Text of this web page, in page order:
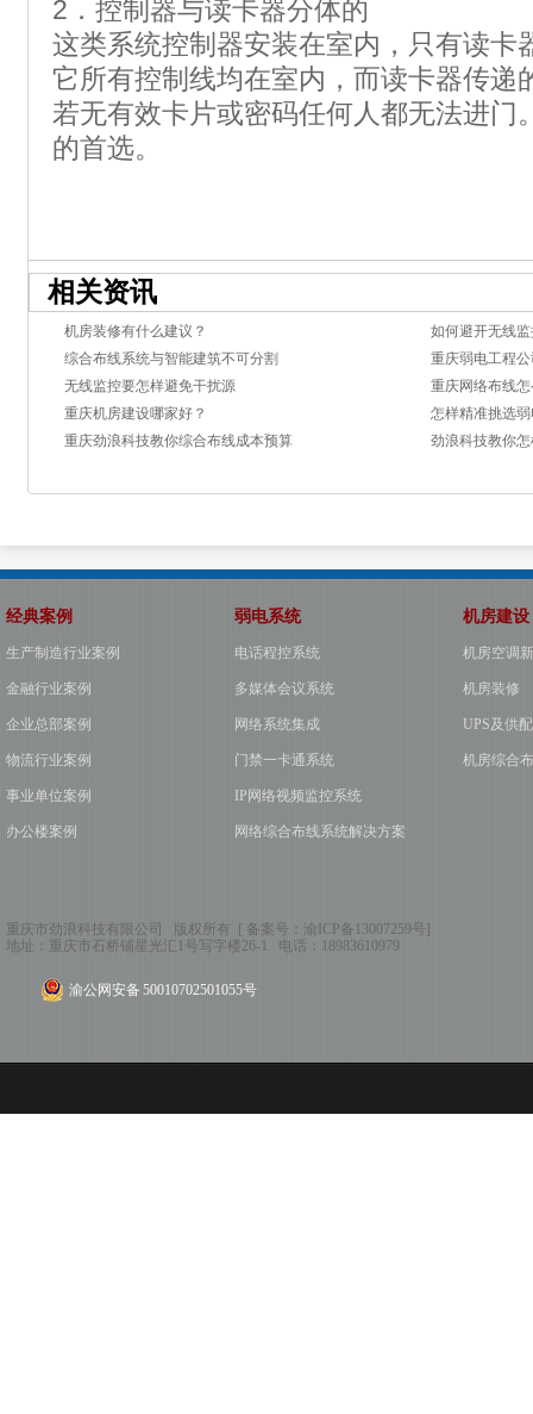
2．控制器与读卡器分体的
这类系统控制器安装在室内，只有读卡
它所有控制线均在室内，而读卡器传递
若无有效卡片或密码任何人都无法进
的首选。
相关资讯
机房装修有什么建议？
如何避开无线
综合布线系统与智能建筑不可分割
重庆弱电工程
无线监控要怎样避免干扰源
重庆网络布线
重庆机房建设哪家好？
怎样精准挑选
重庆劲浪科技教你综合布线成本预算
劲浪科技教你
经典案例
生产制造行业案例
金融行业案例
企业总部案例
物流行业案例
事业单位案例
办公楼案例
弱电系统
电话程控系统
多媒体会议系统
网络系统集成
门禁一卡通系统
IP网络视频监控系统
网络综合布线系统解决方案
机房建设
机房空调
机房装修
UPS及供
机房综合
重庆市劲浪科技有限公司 版权所有 [ 备案号： 渝ICP备13007259号]
地址： 重庆市石桥铺星光汇1号写字楼26-1 电话： 18983610979
渝公网安备 50010702501055号